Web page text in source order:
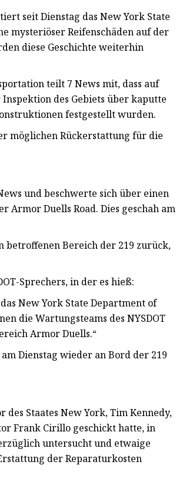
seit Dienstag das New York State
mysteriöser Reifenschäden auf der
diese Geschichte weiterhin
teilt 7 News mit, dass auf
des Gebiets über kaputte
festgestellt wurden.
möglichen Rückerstattung für die
und beschwerte sich über einen
Armor Duells Road. Dies geschah am
betroffenen Bereich der 219 zurück,
Sprechers, in der es hieß:
New York State Department of
die Wartungsteams des NYSDOT
Armor Duells.“
Dienstag wieder an Bord der 219
des Staates New York, Tim Kennedy,
Frank Cirillo geschickt hatte, in
untersucht und etwaige
der Reparaturkosten